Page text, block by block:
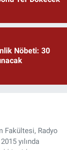
Nöbeti: 30
Fakültesi, Radyo
yılında
bir şirkette